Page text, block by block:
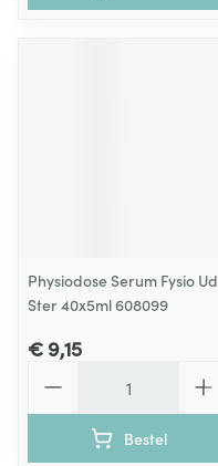
Physiodose Serum Fysio Ud
Ster 40x5ml 608099
€ 9,15
Bestel